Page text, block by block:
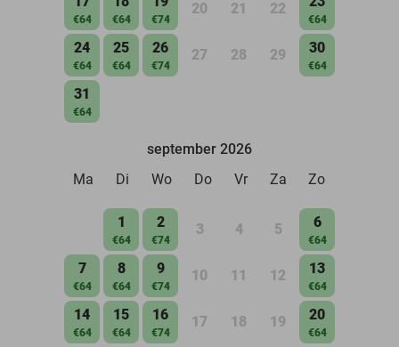
€64 €64 €74
20 21 22
€64
24
€64
25
€64
26
€74
27 28 29 30
€64
31
€64
september 2026
Ma
Di Wo Do Vr Za Zo
1
€64
2
€74
3 4 5 6
€64
7
€64
8
€64
9
€74
10 11 12 13
€64
14
€64
15
€64
16
€74
17 18 19 20
€64